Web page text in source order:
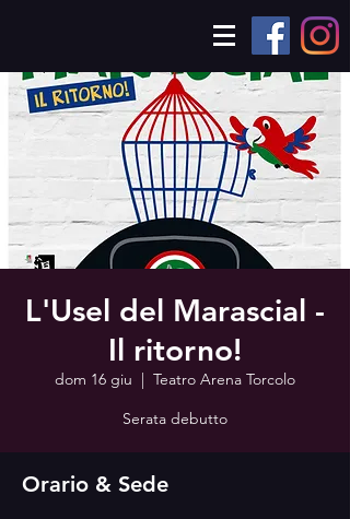
L'Usel del Marascial -
Il ritorno!
dom 16 giu
  |
Teatro Arena Torcolo
Serata debutto
Orario & Sede